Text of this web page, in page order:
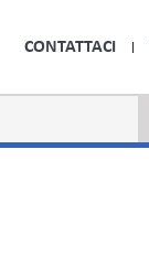
CONTATTACI